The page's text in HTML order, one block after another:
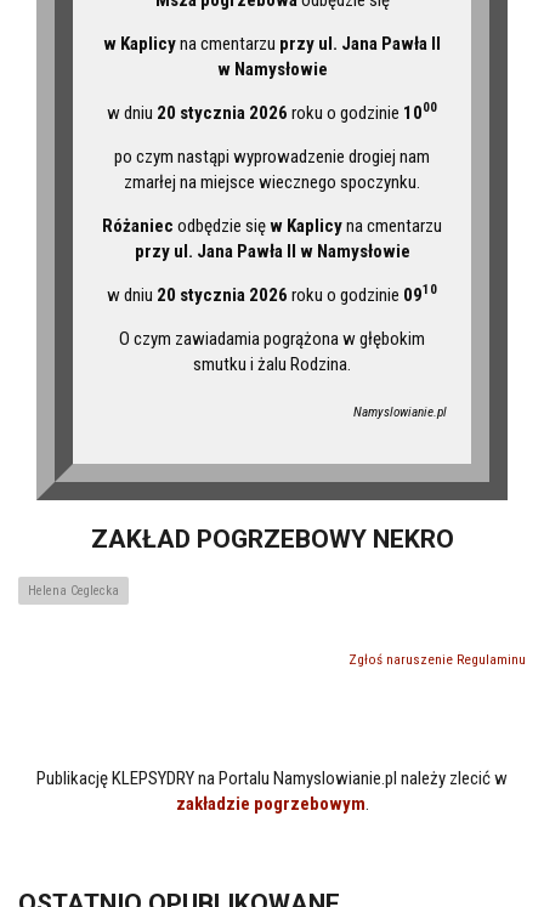
w Kaplicyna cmentarzu przy ul. Jana Pawła II
w Namysłowie
w dniu 20 stycznia 2026 roku o godzinie 1000
po czym nastąpi wyprowadzenie drogiej nam
zmarłej na miejsce wiecznego spoczynku.
Różaniec odbędzie sięw Kaplicyna cmentarzu
przy ul. Jana Pawła II w Namysłowie
w dniu 20 stycznia 2026 roku o godzinie 0910
O czym zawiadamia pogrążona w głębokim
smutku i żalu Rodzina.
Namyslowianie.pl
ZAKŁAD POGRZEBOWY NEKRO
Helena Ceglecka
Zgłoś naruszenie Regulaminu
Publikację KLEPSYDRY na Portalu Namyslowianie.pl należy zlecić w
zakładzie pogrzebowym